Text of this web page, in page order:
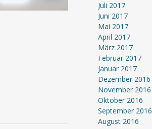
Juli 2017
Juni 2017
Mai 2017
April 2017
März 2017
Februar 2017
Januar 2017
Dezember 2016
November 2016
Oktober 2016
September 2016
August 2016